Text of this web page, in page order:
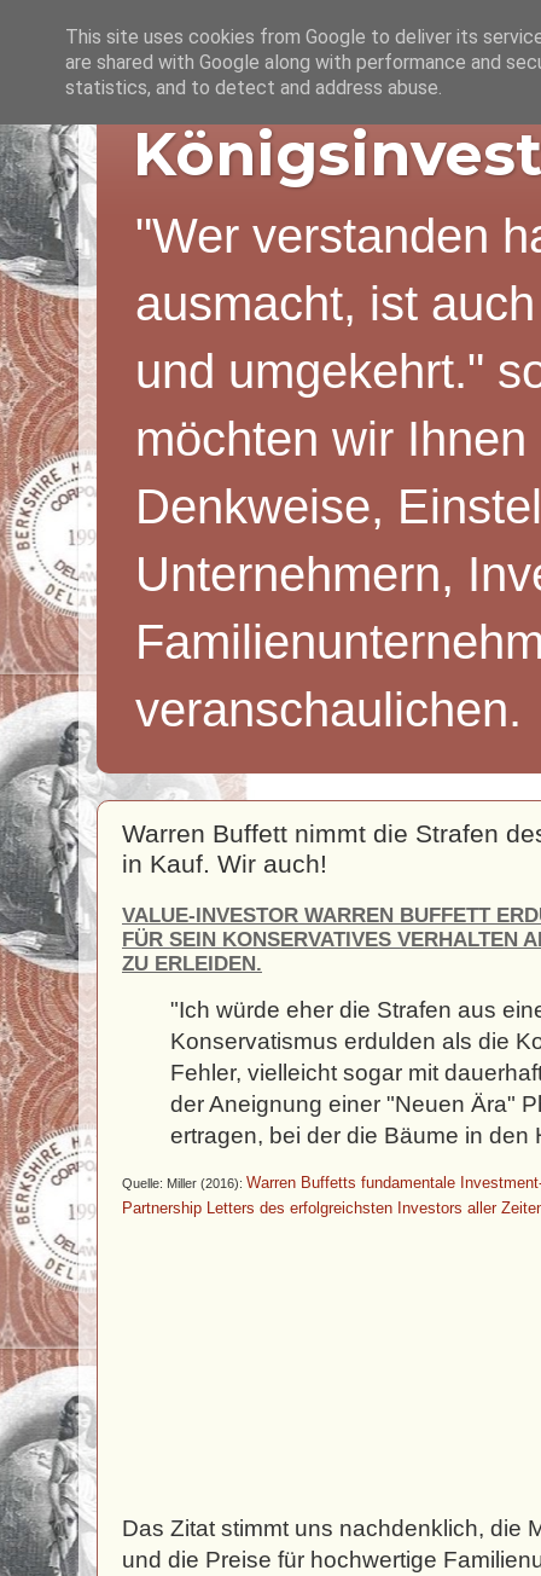
"Wer verstanden
ausmacht, ist
und umgekehrt."
möchten wir
Denkweise,
Unternehmern,
veranschaulichen.
Warren Buffett nimmt die Strafen
in Kauf. Wir auch!
VALUE-INVESTOR WARREN BUFFETT
FÜR SEIN KONSERVATIVES VERHALTEN
ZU ERLEIDEN.
"Ich würde eher die Strafen aus
Konservatismus erdulden als die
Fehler, vielleicht sogar mit
der Aneignung einer "Neuen Ära"
ertragen, bei der die Bäume in
Quelle: Miller (2016): Warren Buffetts fundamentale
Partnership Letters des erfolgreichsten Investors aller
Das Zitat stimmt uns nachdenklich, die
und die Preise für hochwertige
This site uses cookies from Google to deliver its
are shared with Google along with performance and
statistics, and to detect and address abuse.